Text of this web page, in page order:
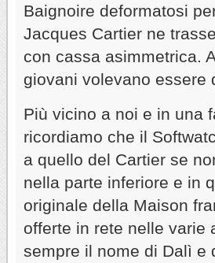
Baignoire deformatosi
Jacques Cartier ne
con cassa asimmetrica.
giovani volevano essere
Più vicino a noi e in una
ricordiamo che il
a quello del Cartier se
nella parte inferiore e in
originale della Maison
offerte in rete nelle varie
sempre il nome di Dalì e